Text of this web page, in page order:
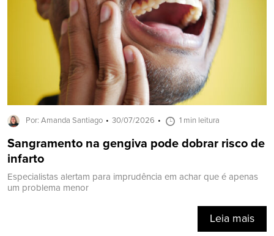
Por: Amanda Santiago 30/07/2026 1 min leitura
Sangramento na gengiva pode dobrar risco de
infarto
Especialistas alertam para imprudência em achar que é apenas
um problema menor
Leia mais